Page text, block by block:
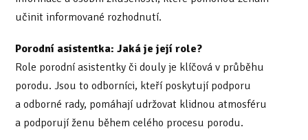
učinit informované rozhodnutí.
Porodní asistentka: Jaká je její role?
Role porodní asistentky či douly je klíčová v průběhu
porodu. Jsou to odborníci, kteří poskytují podporu
a odborné rady, pomáhají udržovat klidnou atmosféru
a podporují ženu během celého procesu porodu.